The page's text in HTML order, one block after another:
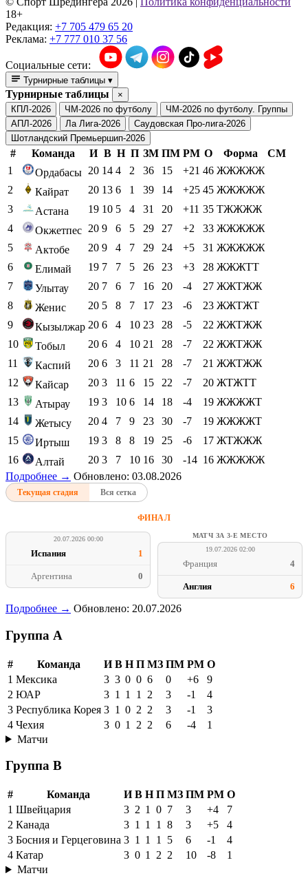
18+
Редакция: +7 705 479 65 20
Реклама: +7 777 010 37 56
Социальные сети:
Турнирные таблицы ▾
Турнирные таблицы
×
КПЛ-2026
ЧМ-2026 по футболу
ЧМ-2026 по футболу. Группы
АПЛ-2026
Ла Лига-2026
Саудовская Про-лига-2026
Шотландский Премьершип-2026
# Команда И В Н П ЗМ ПМ РМ О Форма
СМ
1
Ордабасы 20 14 4 2 36 15 +21 46 ЖЖЖЖЖ
2
Кайрат 20 13 6 1 39 14 +25 45 ЖЖЖЖЖ
3
Астана 19 10 5 4 31 20 +11 35 ТЖЖЖЖ
4
Окжетпес 20 9 6 5 29 27 +2 33 ЖЖЖЖЖ
5
Актобе 20 9 4 7 29 24 +5 31 ЖЖЖЖЖ
6
Елимай 19 7 7 5 26 23 +3 28 ЖЖЖТТ
7
Улытау 20 7 6 7 16 20 -4 27 ЖЖТЖЖ
8
Женис 20 5 8 7 17 23 -6 23 ЖЖТЖТ
9
Кызылжар 20 6 4 10 23 28 -5 22 ЖЖТЖЖ
10
Тобыл 20 6 4 10 21 28 -7 22 ЖЖТЖЖ
11
Каспий 20 6 3 11 21 28 -7 21 ЖЖТЖЖ
12
Кайсар 20 3 11 6 15 22 -7 20 ЖТЖТТ
13
Атырау 19 3 10 6 14 18 -4 19 ЖЖЖЖТ
14
Жетысу 20 4 7 9 23 30 -7 19 ЖЖЖЖТ
15
Иртыш 19 3 8 8 19 25 -6 17 ЖТЖЖЖ
16
Алтай 20 3 7 10 16 30 -14 16 ЖЖЖЖЖ
Подробнее → Обновлено: 03.08.2026
Текущая стадия Вся сетка
ФИНАЛ
20.07.2026 00:00
Испания 1
Аргентина 0
МАТЧ ЗА 3-Е МЕСТО
19.07.2026 02:00
Франция 4
Англия 6
Подробнее → Обновлено: 20.07.2026
Группа A
# Команда И В Н П МЗ ПМ РМ О
1 Мексика 3 3 0 0 6 0 +6
9
2 ЮАР 3 1 1 1 2 3 -1
4
3 Республика Корея 3 1 0 2 2 3 -1
3
4 Чехия 3 0 1 2 2 6 -4
1
Матчи
Группа B
# Команда И В Н П МЗ ПМ РМ О
1 Швейцария 3 2 1 0 7 3 +4
7
2 Канада 3 1 1 1 8 3 +5
4
3 Босния и Герцеговина 3 1 1 1 5 6 -1
4
4 Катар 3 0 1 2 2 10 -8
1
Матчи